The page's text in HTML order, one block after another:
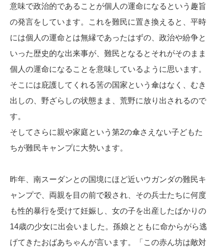
意味で政治的であることが個人の運命になるという趣旨
の発言をしています。これを難民に置き換えると、平時
には個人の運命とは無縁であったはずの、政治や紛争と
いった歴史的な出来事が、難民となるとそれがそのまま
個人の運命になることを意味しているように思います。
そこには庇護してくれる筈の国家という傘はなく、むき
出しの、野ざらしの状態まま、荒野に放り出されるので
す。
そしてさらに親や家庭という第2の傘さえない子どもた
ちが難民キャンプに大勢います。
昨年、南スーダンとの国境にほど近いウガンダの難民キ
ャンプで、両親を目の前で殺され、その兵士たちに何度
も性的暴行を受けて妊娠し、女の子を出産したばかりの
14歳の少女に出会いました。孫娘とともに命からがら逃
げてきたおばあちゃんが言います。「この赤ん坊は敵対